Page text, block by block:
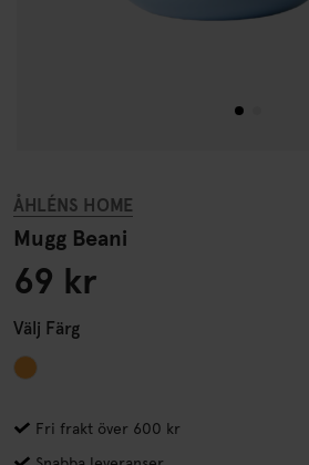
ÅHLÉNS HOME
Mugg Beani
69 kr
Välj Färg
Fri frakt över 600 kr